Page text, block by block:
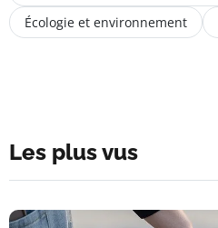
Écologie et environnement
Les plus vus